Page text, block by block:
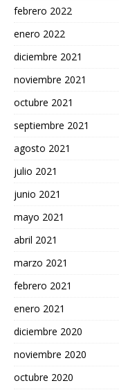
febrero 2022
enero 2022
diciembre 2021
noviembre 2021
octubre 2021
septiembre 2021
agosto 2021
julio 2021
junio 2021
mayo 2021
abril 2021
marzo 2021
febrero 2021
enero 2021
diciembre 2020
noviembre 2020
octubre 2020